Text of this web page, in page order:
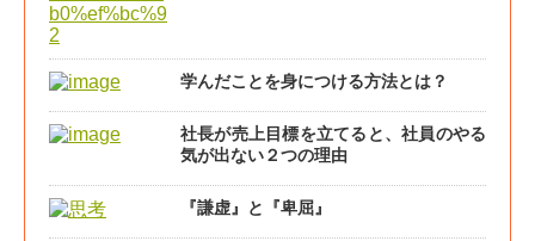
学んだことを身につける方法とは？
社長が売上目標を立てると、社員のやる
気が出ない２つの理由
『謙虚』と『卑屈』